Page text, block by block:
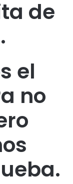
de
el
no